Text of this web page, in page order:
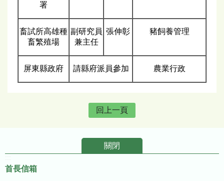
署
畜試所高雄種
畜繁殖場
副研究員
兼主任
張伸彰 豬飼養管理
屏東縣政府 請縣府派員參加 農業行政
回上一頁
關閉
首長信箱